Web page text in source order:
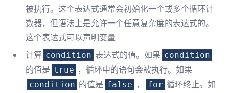
被执行。这个表达式通常会初始化一个或多个循环计
数器，但语法上是允许一个任意复杂度的表达式的。
这个表达式可以声明变量
计算 condition 表达式的值。如果 condition
的值是 true ，循环中的语句会被执行。如果
condition 的值是 false ， for 循环终止。如